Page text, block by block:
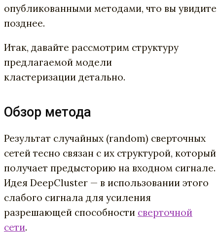
опубликованными методами, что вы увидите
позднее.
Итак, давайте рассмотрим структуру
предлагаемой модели
кластеризации детально.
Обзор метода
Результат случайных (random) сверточных
сетей тесно связан с их структурой, который
получает предысторию на входном сигнале.
Идея DeepCluster — в использовании этого
слабого сигнала для усиления
разрешающей способности сверточной
сети.